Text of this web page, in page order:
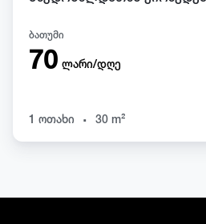
ბათუმი
70 ლარი/დღე
1 ოთახი . 30 m²